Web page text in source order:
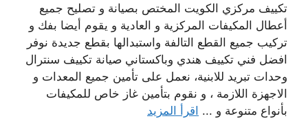
تكييف مركزي الكويت المختص بصيانة و تصليح جميع
أعطال المكيفات المركزية و العادية و يقوم أيضا بفك و
تركيب جميع القطع التالفة واستبدالها بقطع جديدة نوفر
افضل فني تكييف هندي وباكستاني صيانة تكييف سنترال
وحدات تبريد للابنية، نعمل على تأمين جميع المعدات و
الاجهزة اللازمة ، و نقوم بتأمين غاز خاص للمكيفات
بأنواع متنوعة و ... اقرأ المزيد